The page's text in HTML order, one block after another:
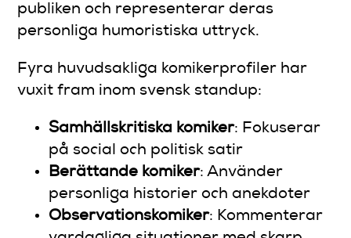
publiken och representerar deras
personliga humoristiska uttryck.
Fyra huvudsakliga komikerprofiler har
vuxit fram inom svensk standup:
Samhällskritiska komiker: Fokuserar
på social och politisk satir
Berättande komiker: Använder
personliga historier och anekdoter
Observationskomiker: Kommenterar